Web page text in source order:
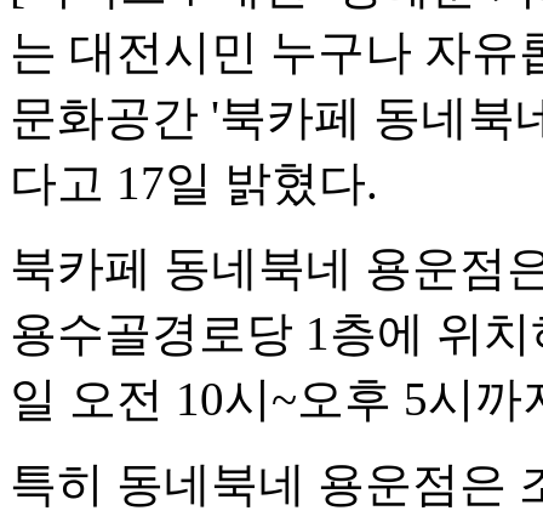
는 대전시민 누구나 자유
문화공간 '북카페 동네북
다고 17일 밝혔다.
북카페 동네북네 용운점
용수골경로당 1층에 위
일 오전 10시~오후 5시까
특히 동네북네 용운점은